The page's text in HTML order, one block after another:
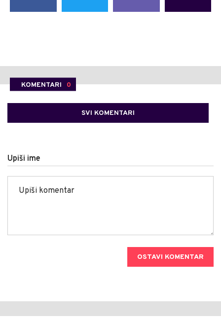
KOMENTARI 0
SVI KOMENTARI
Upiši ime
OSTAVI KOMENTAR